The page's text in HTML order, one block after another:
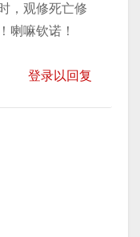
，观修死亡修
喇嘛钦诺！
登录以回复